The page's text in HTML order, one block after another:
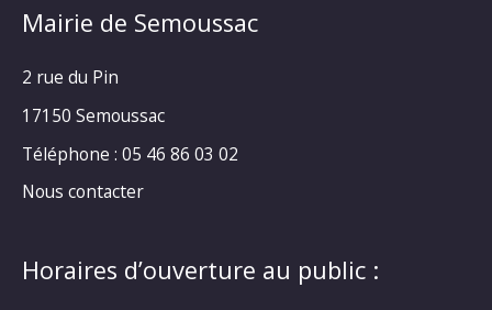
Mairie de Semoussac
2 rue du Pin
17150 Semoussac
Téléphone : 05 46 86 03 02
Nous contacter
Horaires d’ouverture au public :